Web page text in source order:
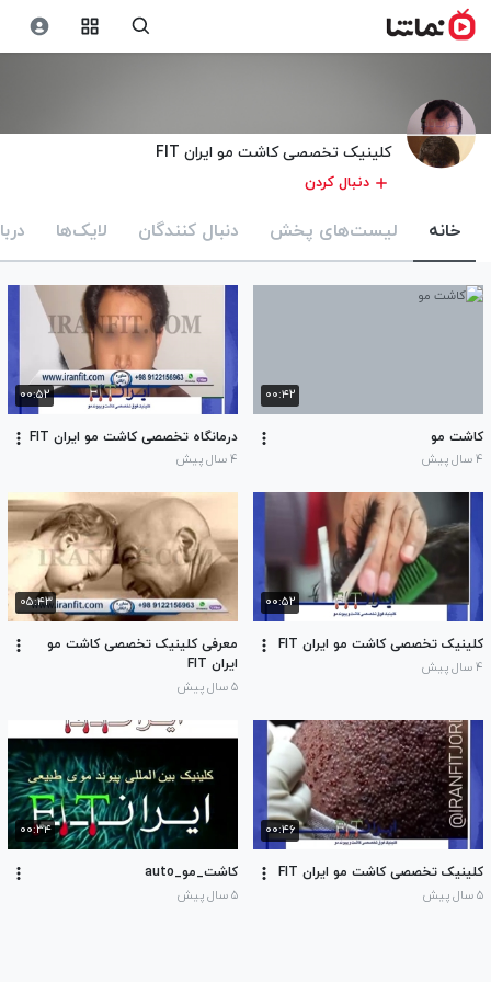
کلینیک تخصصی کاشت مو ایران FIT
دنبال کردن
خانه لیست‌های پخش دنبال کنندگان لایک‌ها
۰۰:۴۲
کاشت مو
۴ سال پیش
۰۰:۵۲
درمانگاه تخصصی کاشت مو ایران FIT
۴ سال پیش
۰۰:۵۲
کلینیک تخصصی کاشت مو ایران FIT
۴ سال پیش
۰۵:۴۳
معرفی کلینیک تخصصی کاشت مو
ایران FIT
۵ سال پیش
۰۰:۴۶
کلینیک تخصصی کاشت مو ایران FIT
۵ سال پیش
۰۰:۳۴
کاشت_مو_auto
۵ سال پیش